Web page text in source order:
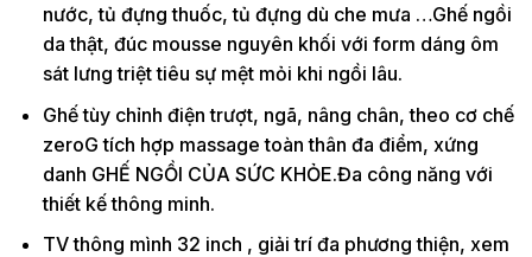
nước, tủ đựng thuốc, tủ đựng dù che mưa …Ghế ngồi
da thật, đúc mousse nguyên khối với form dáng ôm
sát lưng triệt tiêu sự mệt mỏi khi ngồi lâu.
Ghế tùy chỉnh điện trượt, ngã, nâng chân, theo cơ chế
zeroG tích hợp massage toàn thân đa điểm, xứng
danh GHẾ NGỒI CỦA SỨC KHỎE.Đa công năng với
thiết kế thông minh.
TV thông mình 32 inch , giải trí đa phương thiện, xem